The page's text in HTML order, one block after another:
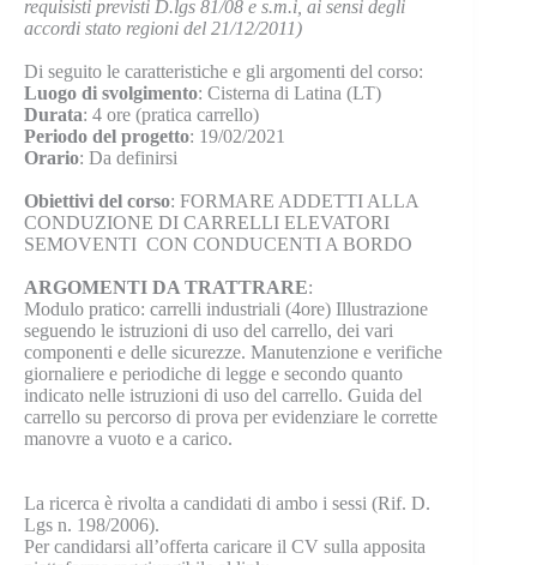
requisisti previsti D.lgs 81/08 e s.m.i, ai sensi degli
accordi stato regioni del 21/12/2011)
Di seguito le caratteristiche e gli argomenti del corso:
Luogo di svolgimento: Cisterna di Latina (LT)
Durata: 4 ore (pratica carrello)
Periodo del progetto: 19/02/2021
Orario: Da definirsi
Obiettivi del corso: FORMARE ADDETTI ALLA
CONDUZIONE DI CARRELLI ELEVATORI
SEMOVENTI CON CONDUCENTI A BORDO
ARGOMENTI DA TRATTRARE:
Modulo pratico: carrelli industriali (4ore) Illustrazione
seguendo le istruzioni di uso del carrello, dei vari
componenti e delle sicurezze. Manutenzione e verifiche
giornaliere e periodiche di legge e secondo quanto
indicato nelle istruzioni di uso del carrello. Guida del
carrello su percorso di prova per evidenziare le corrette
manovre a vuoto e a carico.
La ricerca è rivolta a candidati di ambo i sessi (Rif. D.
Lgs n. 198/2006).
Per candidarsi all’offerta caricare il CV sulla apposita